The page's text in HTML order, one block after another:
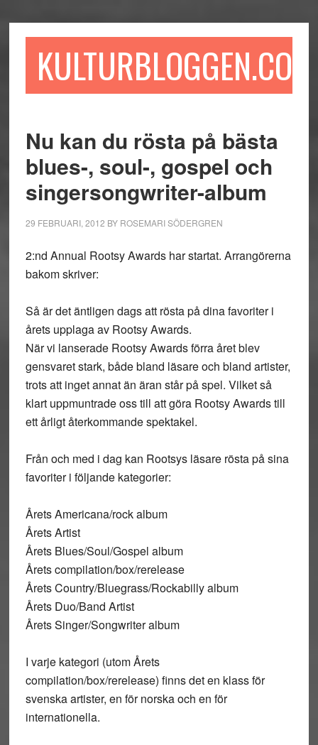
till
till
sidofältet
till
KULTURBLOGGEN.COM
Nu kan du rösta på bästa
blues-, soul-, gospel och
singersongwriter-album
29 FEBRUARI, 2012 BY ROSEMARI SÖDERGREN
2:nd Annual Rootsy Awards har startat. Arrangörerna
bakom skriver:
Så är det äntligen dags att rösta på dina favoriter i
årets upplaga av Rootsy Awards.
När vi lanserade Rootsy Awards förra året blev
gensvaret stark, både bland läsare och bland artister,
trots att inget annat än äran står på spel. Vilket så
klart uppmuntrade oss till att göra Rootsy Awards till
ett årligt återkommande spektakel.
Från och med i dag kan Rootsys läsare rösta på sina
favoriter i följande kategorier:
Årets Americana/rock album
Årets Artist
Årets Blues/Soul/Gospel album
Årets compilation/box/rerelease
Årets Country/Bluegrass/Rockabilly album
Årets Duo/Band Artist
Årets Singer/Songwriter album
I varje kategori (utom Årets
compilation/box/rerelease) finns det en klass för
svenska artister, en för norska och en för
internationella.